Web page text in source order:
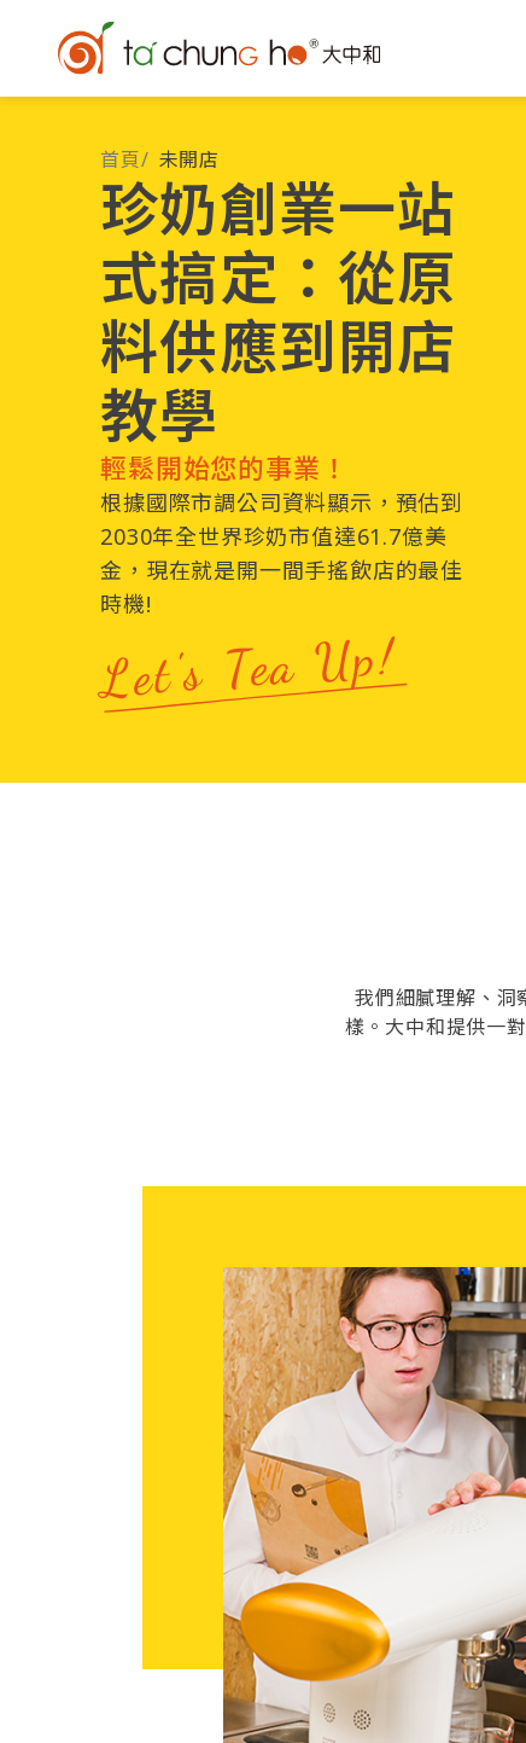
首頁/ 未開店
珍奶創業一站
式搞定：從原
料供應到開店
教學
輕鬆開始您的事業！
根據國際市調公司資料顯示，預估到
2030年全世界珍奶市值達61.7億美
金，現在就是開一間手搖飲店的最佳
時機!
Let's Tea Up!
我們細膩理解、洞
樣。大中和提供一